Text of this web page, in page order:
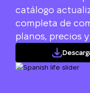
catálogo
completa de
planos, precios